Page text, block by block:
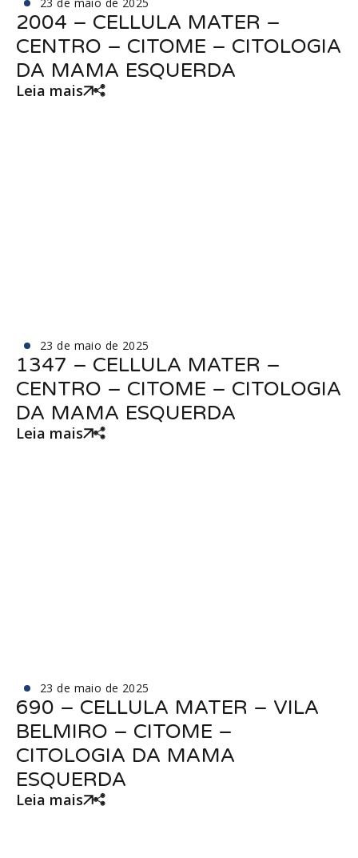
2004 – CELLULA MATER –
CENTRO – CITOME – CITOLOGIA
DA MAMA ESQUERDA
Leia mais
23 de maio de 2025
1347 – CELLULA MATER –
CENTRO – CITOME – CITOLOGIA
DA MAMA ESQUERDA
Leia mais
23 de maio de 2025
690 – CELLULA MATER – VILA
BELMIRO – CITOME –
CITOLOGIA DA MAMA
ESQUERDA
Leia mais